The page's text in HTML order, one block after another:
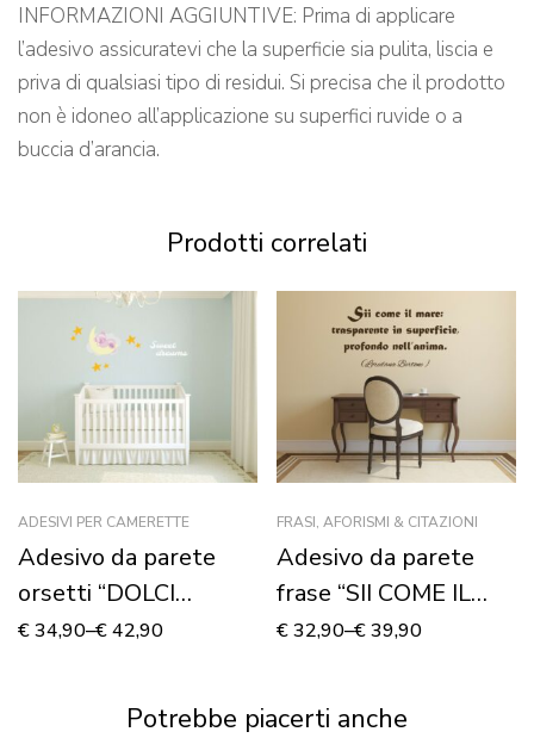
INFORMAZIONI AGGIUNTIVE: Prima di applicare
l’adesivo assicuratevi che la superficie sia pulita, liscia e
priva di qualsiasi tipo di residui. Si precisa che il prodotto
non è idoneo all’applicazione su superfici ruvide o a
buccia d’arancia.
Prodotti correlati
ADESIVI PER CAMERETTE
Adesivo da parete
orsetti “DOLCI
SOGNI” – Adesivo
€34,90–€42,90
FRASI, AFORISMI & CITAZIONI
Adesivo da parete
frase “SII COME IL
MARE…”
€32,90–€39,90
Potrebbe piacerti anche